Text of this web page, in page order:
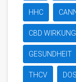
HHC
CBD WIRKUNG
GESUNDHEIT
THCV